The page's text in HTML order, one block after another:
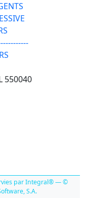
550040
par Integral® — ©
S.A.